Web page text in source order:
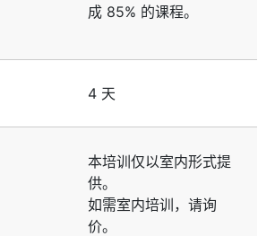
成 85% 的课程。
4 天
本培训仅以室内形式提
供。
如需室内培训，请询
价。